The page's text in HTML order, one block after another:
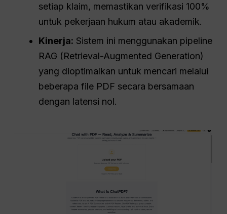
setiap klaim, memastikan verifikasi 100%
untuk pekerjaan hukum atau akademik.
Kinerja: Sistem ini menggunakan pipeline
RAG (Retrieval-Augmented Generation)
yang dioptimalkan untuk mencari melalui
beberapa file PDF secara bersamaan
dengan latensi nol.